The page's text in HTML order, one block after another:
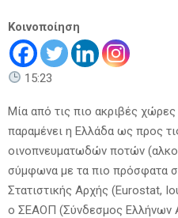
Κοινοποίηση
15:23
Μία από τις πιο ακριβές
παραμένει η Ελλάδα ως προς
οινοπνευματωδών ποτών
σύμφωνα με τα πιο πρόσφατα
Στατιστικής Αρχής (Eurostat,
ο ΣΕΑΟΠ (Σύνδεσμος Ελλήνων